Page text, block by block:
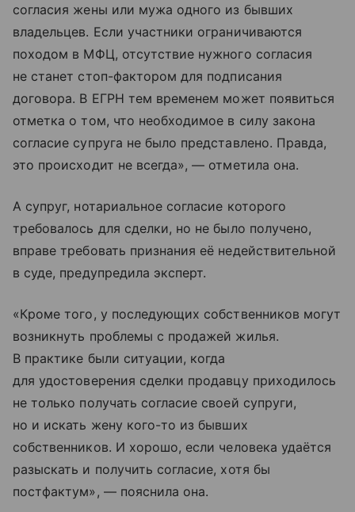
согласия жены или мужа одного из бывших
владельцев. Если участники ограничиваются
походом в МФЦ, отсутствие нужного согласия
не станет стоп-фактором для подписания
договора. В ЕГРН тем временем может появиться
отметка о том, что необходимое в силу закона
согласие супруга не было представлено. Правда,
это происходит не всегда», — отметила она.
А супруг, нотариальное согласие которого
требовалось для сделки, но не было получено,
вправе требовать признания её недействительной
в суде, предупредила эксперт.
«Кроме того, у последующих собственников могут
возникнуть проблемы с продажей жилья.
В практике были ситуации, когда
для удостоверения сделки продавцу приходилось
не только получать согласие своей супруги,
но и искать жену кого-то из бывших
собственников. И хорошо, если человека удаётся
разыскать и получить согласие, хотя бы
постфактум», — пояснила она.